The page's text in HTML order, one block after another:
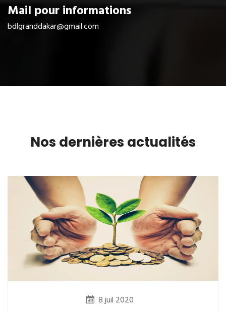
Mail pour informations
bdlgranddakar@gmail.com
Nos dernières actualités
8 juil 2020